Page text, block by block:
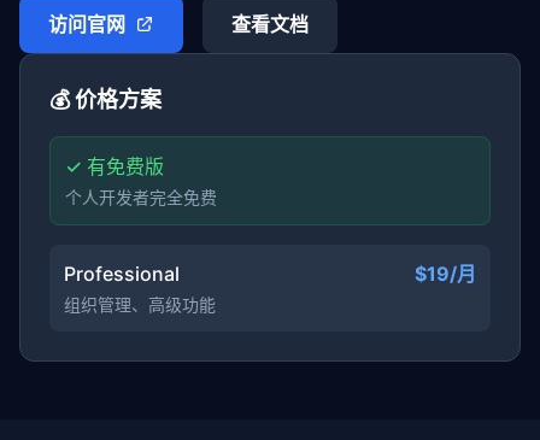
访问官网 查看文档
💰 价格方案
✓ 有免费版
个人开发者完全免费
Professional $19/月
组织管理、高级功能